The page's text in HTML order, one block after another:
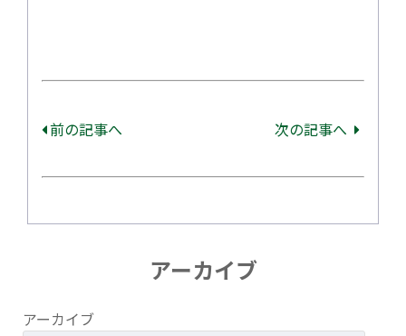
前の記事へ 次の記事へ
アーカイブ
アーカイブ